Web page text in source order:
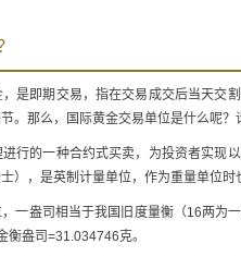
，是即期交易，指在交易成交后当天交
。那么，国际黄金交易单位是什么呢？
行的一种合约式买卖，为投资者实现
），是英制计量单位，作为重量单位时
一盎司相当于我国旧度量衡（16两为
盎司=31.034746克。